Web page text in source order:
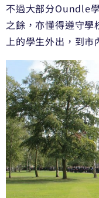
不過大部分Oundle
之餘，亦懂得遵守學
上的學生外出，到市